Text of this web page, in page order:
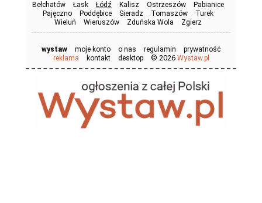
Bełchatów Łask Łódź Kalisz Ostrzeszów
Pabianice
Pajęczno
Poddębice Sieradz Tomaszów
Turek
Wieluń
Wieruszów Zduńska Wola Zgierz
wystaw moje konto o nas regulamin
prywatność
reklama
kontakt desktop © 2026 Wystaw.pl